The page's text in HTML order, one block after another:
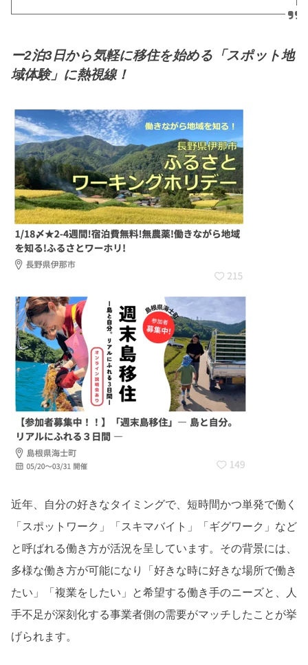
ー2泊3日から気軽に移住を始める「スポット地
域体験」に熱視線！
近年、自分の好きなタイミングで、短時間かつ単発で働く
「スポットワーク」「スキマバイト」「ギグワーク」など
と呼ばれる働き方が活況を呈しています。その背景には、
多様な働き方が可能になり「好きな時に好きな場所で働き
たい」「複業をしたい」と希望する働き手のニーズと、人
手不足が深刻化する事業者側の需要がマッチしたことが挙
げられます。